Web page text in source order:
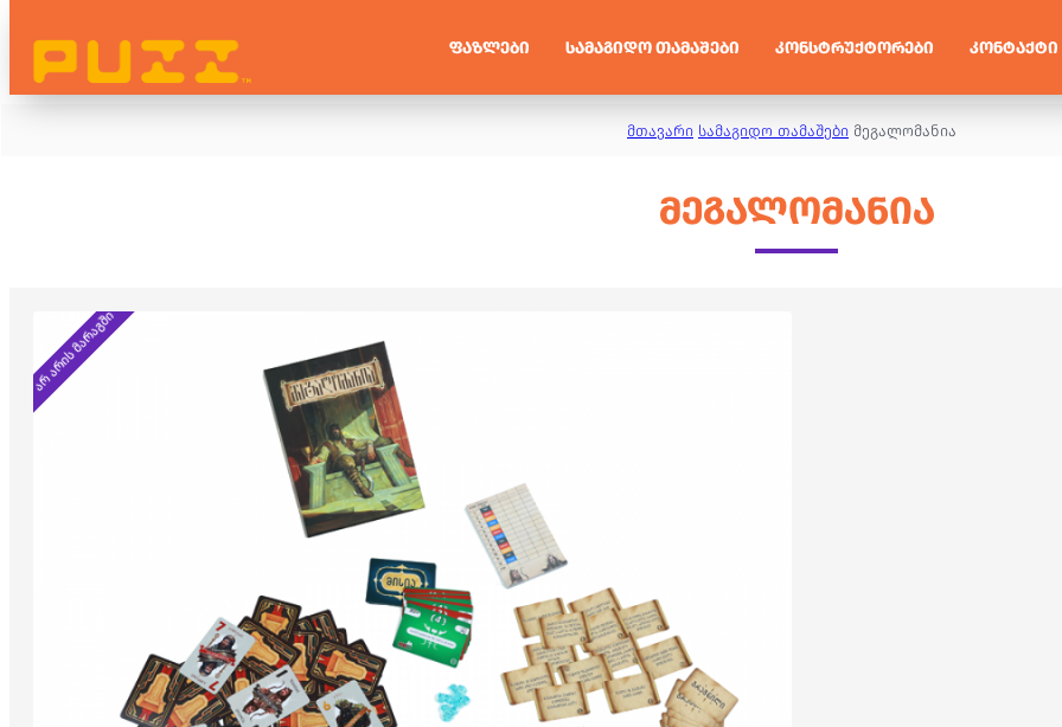
ᲤᲐᲖᲚᲔᲑᲘ ᲡᲐᲛᲐᲒᲘᲓᲝ ᲗᲐᲛᲐᲨᲔᲑᲘ ᲙᲝᲜᲡᲢᲠᲣᲥᲢᲝᲠᲔᲑᲘ ᲙᲝᲜᲢᲐᲥᲢᲘ
მთავარი სამაგიდო თამაშები მეგალომანია
ᲛᲔᲒᲐᲚᲝᲛᲐᲜᲘᲐ
არ არის მარაგში